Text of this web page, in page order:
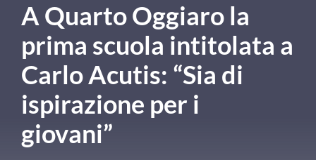
News
A Quarto Oggiaro la
prima scuola intitolata a
Carlo Acutis: “Sia di
ispirazione per i
giovani”